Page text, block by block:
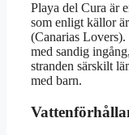
Playa del Cura är
som enligt källor
(Canarias
med sandig
stranden särskilt
med barn.